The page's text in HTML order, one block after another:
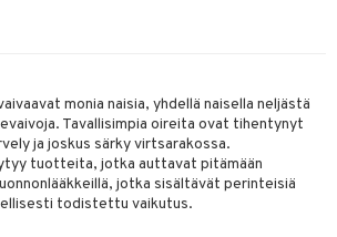
monia naisia, yhdellä naisella neljästä
Tavallisimpia oireita ovat tihentynyt
ja joskus särky virtsarakossa.
tuotteita, jotka auttavat pitämään
jotka sisältävät perinteisiä
todistettu vaikutus.